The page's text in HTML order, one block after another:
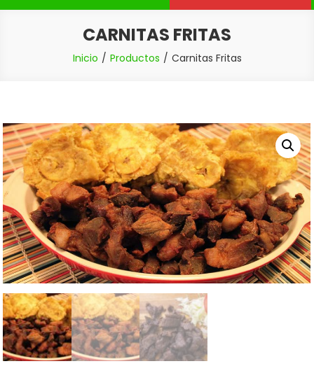
CARNITAS FRITAS
Inicio Productos Carnitas Fritas